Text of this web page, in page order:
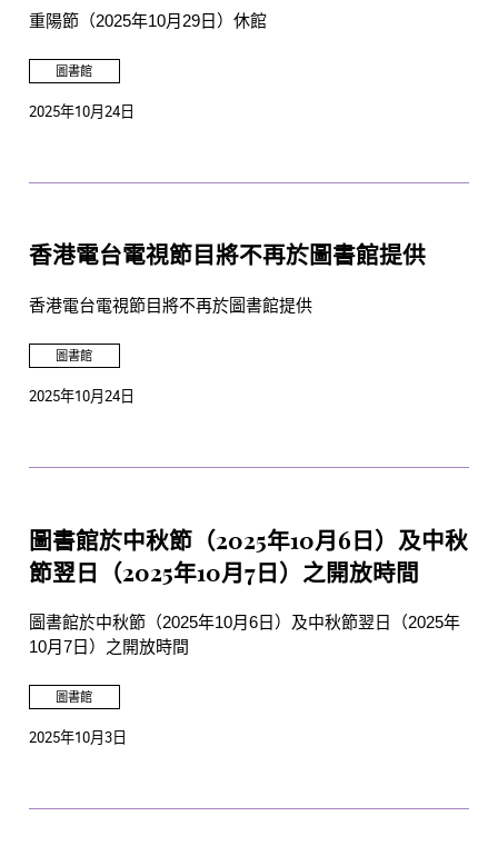
重陽節（2025年10月29日）休館
圖書館
2025年10月24日
香港電台電視節目將不再於圖書館提供
香港電台電視節目將不再於圖書館提供
圖書館
2025年10月24日
圖書館於中秋節（2025年10月6日）及中秋
節翌日（2025年10月7日）之開放時間
圖書館於中秋節（2025年10月6日）及中秋節翌日（2025年
10月7日）之開放時間
圖書館
2025年10月3日